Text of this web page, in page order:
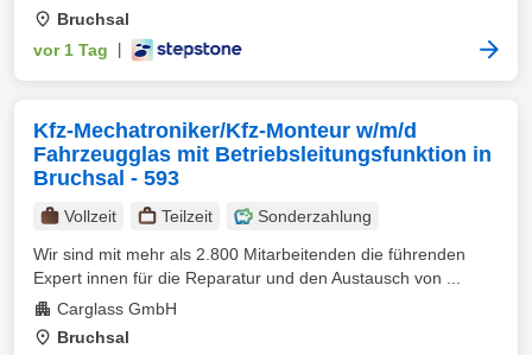
Bruchsal
vor 1 Tag
Kfz-Mechatroniker/Kfz-Monteur w/m/d
Fahrzeugglas mit Betriebsleitungsfunktion in
Bruchsal - 593
Vollzeit Teilzeit
Sonderzahlung
Wir sind mit mehr als 2.800 Mitarbeitenden die führenden
Expert innen für die Reparatur und den Austausch von ...
Carglass GmbH
Bruchsal